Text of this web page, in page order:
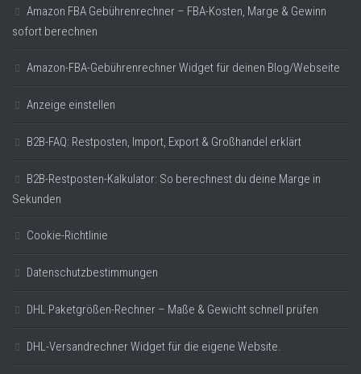
Amazon FBA Gebührenrechner – FBA-Kosten, Marge & Gewinn
sofort berechnen
Amazon-FBA-Gebührenrechner Widget für deinen Blog/Webseite
Anzeige einstellen
B2B-FAQ: Restposten, Import, Export & Großhandel erklärt
B2B-Restposten-Kalkulator: So berechnest du deine Marge in
Sekunden
Cookie-Richtlinie
Datenschutzbestimmungen
DHL Paketgrößen-Rechner – Maße & Gewicht schnell prüfen
DHL-Versandrechner Widget für die eigene Website.